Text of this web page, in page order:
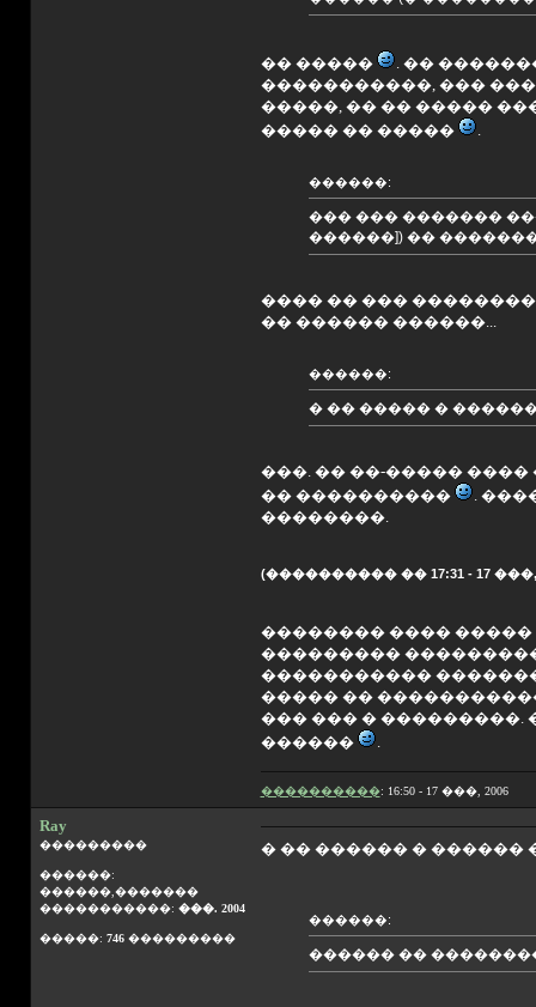
�� �����
. ��
�����������, ���
�����, �� �� �����
����� �� �����
.
������:
��� ��� �������
������]) ��
���� �� ���
�� ������ ������...
������:
� �� ����� �
���. �� ��-�����
�� ����������
.
��������.
(���������� �� 17:31 - 17 ���,
�������� ���� �����
���������
�����������
����� ��
��� ��� � ���������.
������
.
����������: 16:50 - 17 ���, 2006
Ray
���������
������:
������,�������
�����������: ���. 2004
�����: 746���������
� �� ������ � ������
������:
������ ��